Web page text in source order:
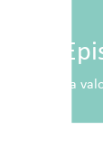
La